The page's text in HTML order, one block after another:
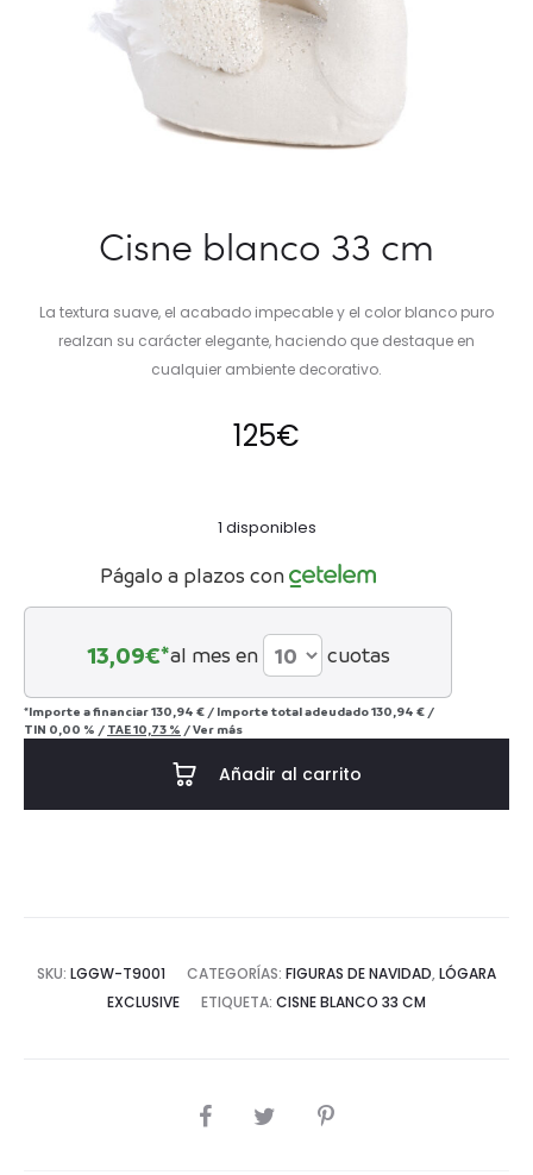
Cisne blanco 33 cm
La textura suave, el acabado impecable y el color blanco puro
realzan su carácter elegante, haciendo que destaque en
cualquier ambiente decorativo.
125€
1 disponibles
Págalo a plazos con
13,09€*al mes en cuotas
*Importe a financiar130,94 € / Importe total adeudado130,94 € /
TIN 0,00 % / TAE10,73 % /Ver más
Añadir al carrito
SKU: LGGW-T9001 CATEGORÍAS: FIGURAS DE NAVIDAD, LÓGARA
EXCLUSIVE
ETIQUETA: CISNE BLANCO 33 CM
COMPARTIR